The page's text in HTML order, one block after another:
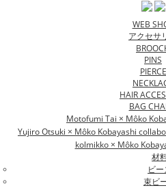
WEB
アクセサ
PINS
PIERCE
HAIR
BAG
Motofumi Tai × Môko
Yujiro Otsuki × Môko Kobayashi
kolmikko × Môko
材
ビ
束ビ